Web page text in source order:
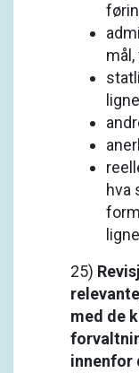
hva
25)
med de
innenfor